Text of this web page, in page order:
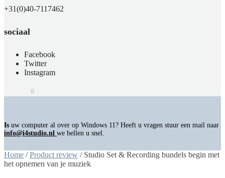
+31(0)40-7117462
sociaal
Facebook
Twitter
Instagram
0
Is uw computer al over op Windows 11? Heeft u vragen stuur een mail naar
info@i4studio.nl we bellen u snel.
Home /Product review / Studio Set & Recording bundels begin met
het opnemen van je muziek